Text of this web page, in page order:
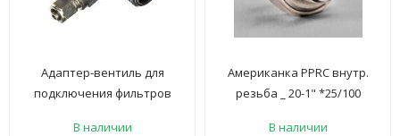
Адаптер-вентиль для
подключения фильтров
В наличии
Американка PPRC внутр.
резьба _ 20-1" *25/100
В наличии